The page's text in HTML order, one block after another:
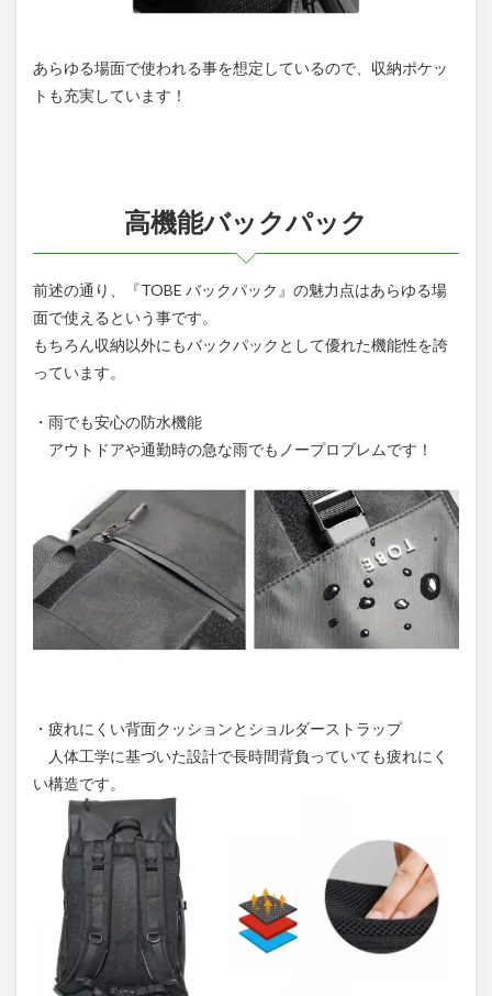
あらゆる場面で使われる事を想定しているので、収納ポケッ
トも充実しています！
高機能バックパック
前述の通り、『TOBE バックパック』の魅力点はあらゆる場
面で使えるという事です。
もちろん収納以外にもバックパックとして優れた機能性を誇
っています。
・雨でも安心の防水機能
アウトドアや通勤時の急な雨でもノープロブレムです！
・疲れにくい背面クッションとショルダーストラップ
人体工学に基づいた設計で長時間背負っていても疲れにく
い構造です。